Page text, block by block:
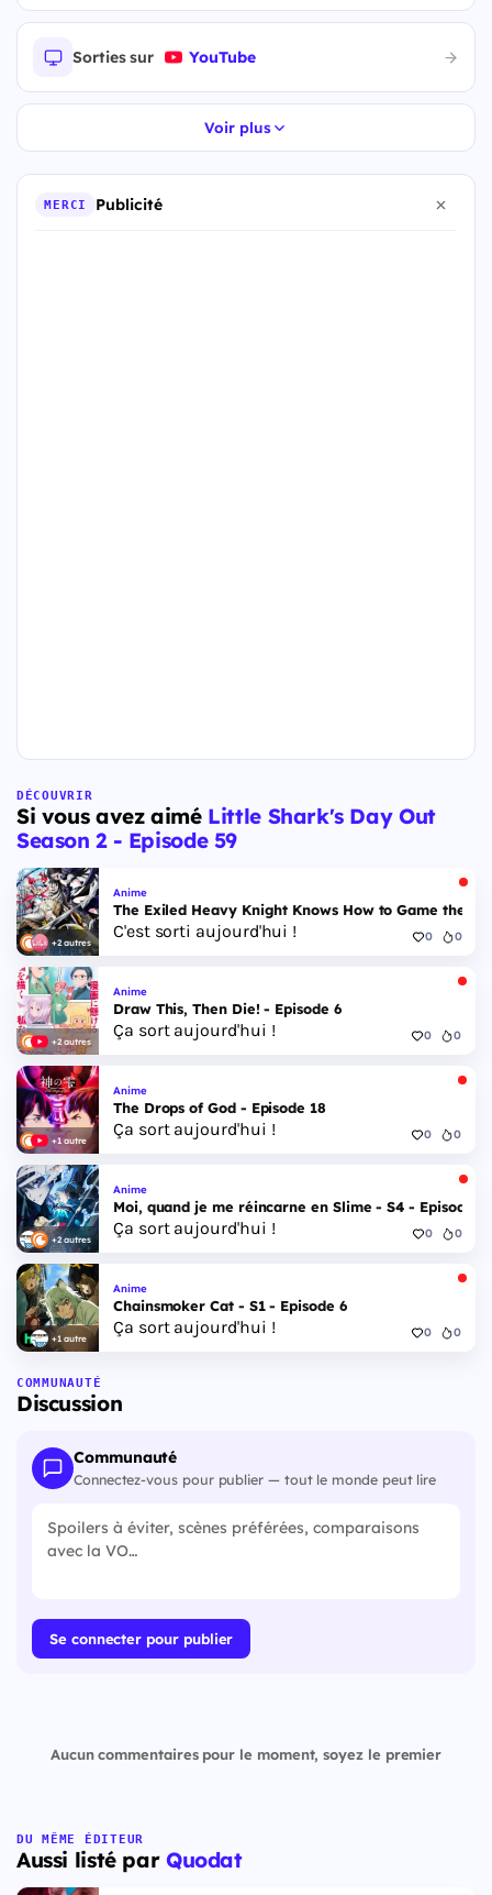
Sorties sur YouTube
Voir plus
MERCI Publicité
DÉCOUVRIR
Si vous avez aimé Little Shark's Day Out
Season 2 - Episode 59
+2 autres
Anime
The Exiled Heavy Knight Knows How to Game the
C'est sorti aujourd'hui ! 0 0
+2 autres
Anime
Draw This, Then Die! - Episode 6
Ça sort aujourd'hui ! 0 0
+1 autre
Anime
The Drops of God - Episode 18
Ça sort aujourd'hui ! 0 0
+2 autres
Anime
Moi, quand je me réincarne en Slime - S4 - Episode
Ça sort aujourd'hui ! 0 0
+1 autre
Anime
Chainsmoker Cat - S1 - Episode 6
Ça sort aujourd'hui ! 0 0
COMMUNAUTÉ
Discussion
Communauté
Connectez-vous pour publier — tout le monde peut lire
Se connecter pour publier
Aucun commentaires pour le moment, soyez le premier
DU MÊME ÉDITEUR
Aussi listé par Quodat